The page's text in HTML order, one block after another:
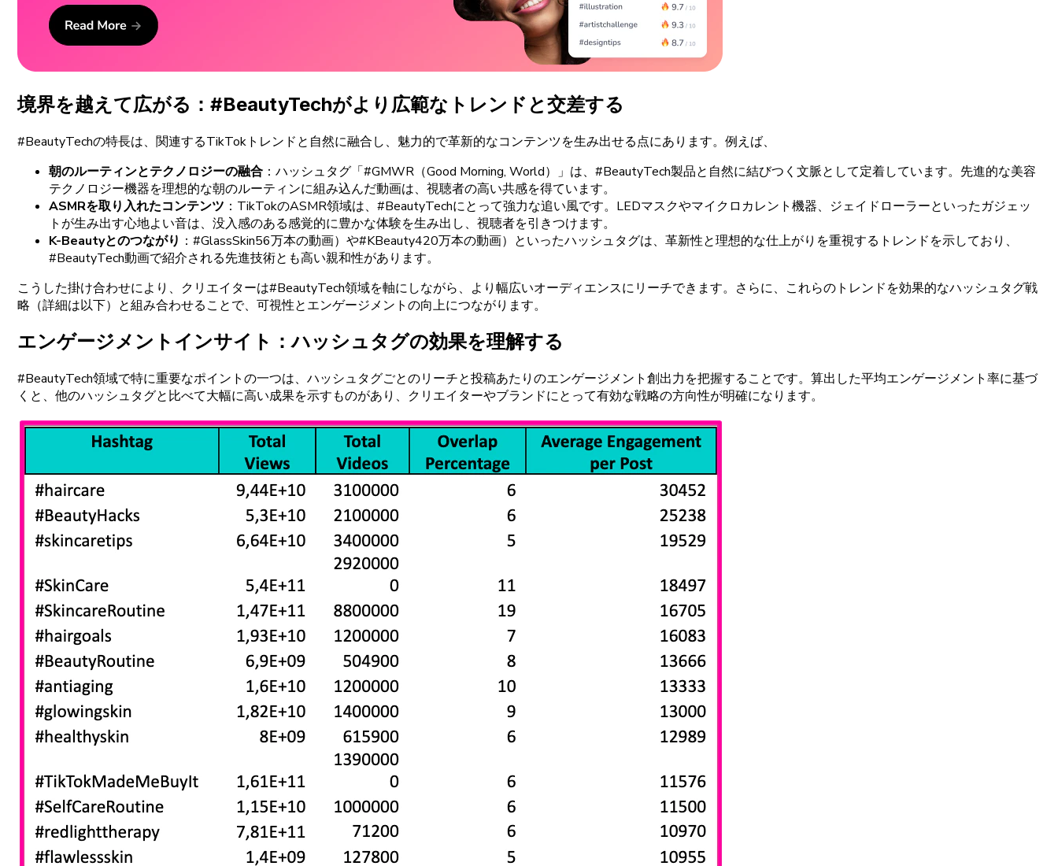
境界を越えて広がる ：#BeautyTechがより 広範な トレンドと交差する
#BeautyTechの特長は、 関連するTikTok トレンドと 自然に融合し、 魅力的で革新的なコンテンツを生み出せる点にあります。 例えば、
朝のルーティンとテクノロジーの融合 ： ハッシュタグ 「#GMWR （Good Morning, World）」は、#BeautyTech製品と 自然に結びつく 文脈として定着しています。 先進的な美容
テクノロジー機器を理想的な朝のルーティンに組み込んだ動画は、 視聴者の高い共感を得ています。
ASMRを取り入れたコンテンツ ： TikTokのASMR領域は、#BeautyTechにとって強力な追い風です。 LEDマスクやマイクロカレント機器、 ジェイドローラーといったガジェッ
トが生み出す心地よい音は、 没入感のある感覚的に豊かな体験を生み出し、 視聴者を引きつけます。
K-Beautyとのつながり ：#GlassSkin56万本の動画）や#KBeauty420万本の動画）といったハッシュタグは、 革新性と理想的な仕上がりを重視する トレンドを示しており 、
#BeautyTech動画で紹介される先進技術とも高い親和性があります。
こうした掛け合わせにより、 クリエイターは#BeautyTech領域を軸にしながら、より幅広いオーディエンスにリーチできます。さらに、 これらの トレンドを効果的なハッシュタグ戦
略 （詳細は以下）と組み合わせることで、 可視性とエンゲージメントの向上につながります。
エンゲージメントインサイト ：ハッシュタグの効果を理解する
#BeautyTech領域で特に重要なポイントの一つは、 ハッシュタグごとのリーチと投稿あたりのエンゲージメント創出力を把握することです。 算出した平均エンゲージメント率に基づ
くと、 他のハッシュタグと比べて大幅に高い成果を示すものがあり、 クリエイターやブランドにとって有効な戦略の方向性が明確になります。